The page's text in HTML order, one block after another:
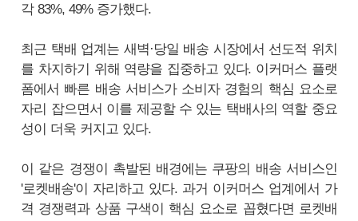
각 83%, 49% 증가했다.
최근 택배 업계는 새벽·당일 배송 시장에서 선도적 위치
를 차지하기 위해 역량을 집중하고 있다. 이커머스 플랫
폼에서 빠른 배송 서비스가 소비자 경험의 핵심 요소로
자리 잡으면서 이를 제공할 수 있는 택배사의 역할 중요
성이 더욱 커지고 있다.
이 같은 경쟁이 촉발된 배경에는 쿠팡의 배송 서비스인
'로켓배송'이 자리하고 있다. 과거 이커머스 업계에서 가
격 경쟁력과 상품 구색이 핵심 요소로 꼽혔다면 로켓배